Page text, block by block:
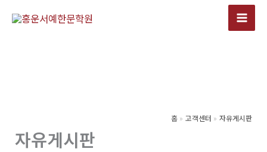
홈 고객센터 자유게시판
자유게시판